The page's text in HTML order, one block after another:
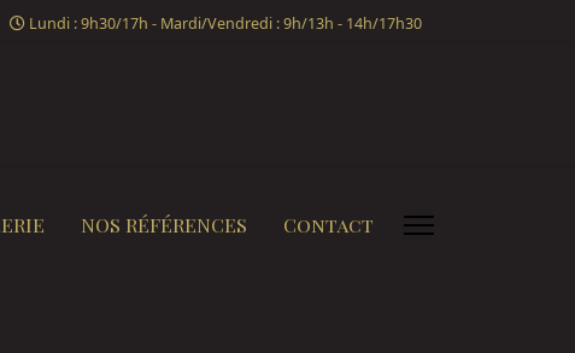
Lundi : 9h30/17h - Mardi/Vendredi : 9h/13h - 14h/17h30
NOS RÉFÉRENCES Contact